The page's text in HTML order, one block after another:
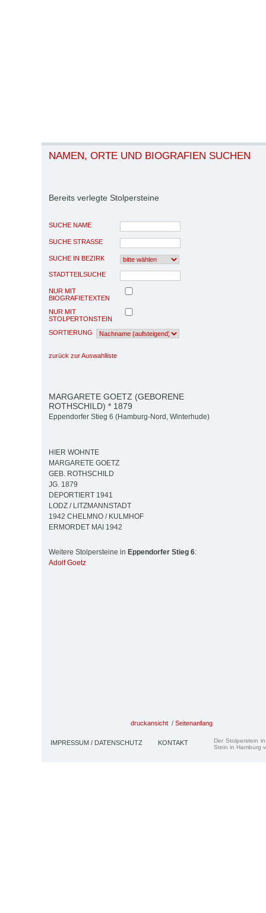
NAMEN, ORTE UND BIOGRAFIEN SUCHEN
Bereits verlegte Stolpersteine
SUCHE NAME
SUCHE STRASSE
SUCHE IN BEZIRK
STADTTEILSUCHE
NUR MIT
BIOGRAFIETEXTEN
NUR MIT
STOLPERTONSTEIN
SORTIERUNG
zurück zur Auswahlliste
MARGARETE GOETZ (GEBORENE
ROTHSCHILD) * 1879
Eppendorfer Stieg 6 (Hamburg-Nord, Winterhude)
HIER WOHNTE
MARGARETE GOETZ
GEB. ROTHSCHILD
JG. 1879
DEPORTIERT 1941
LODZ / LITZMANNSTADT
1942 CHELMNO / KULMHOF
ERMORDET MAI 1942
Weitere Stolpersteine in Eppendorfer Stieg 6:
Adolf Goetz
druckansicht / Seitenanfang
IMPRESSUM / DATENSCHUTZ KONTAKT
Der Stolperstein
Stein in Hamburg